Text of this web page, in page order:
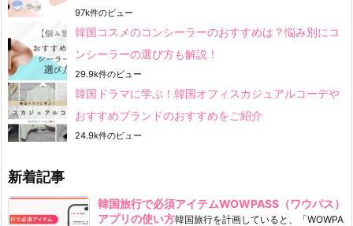
97k件のビュー
韓国コスメのコンシーラーのおすすめは？悩み別にコ
ンシーラーの選び方も解説！
29.9k件のビュー
韓国ドラマに学ぶ！韓国オフィスカジュアルコーデや
おすすめブランドのおすすめをご紹介
24.9k件のビュー
新着記事
韓国旅行で必須アイテムWOWPASS（ワウパス）
アプリの使い方韓国旅行を計画していると、「WOWPA